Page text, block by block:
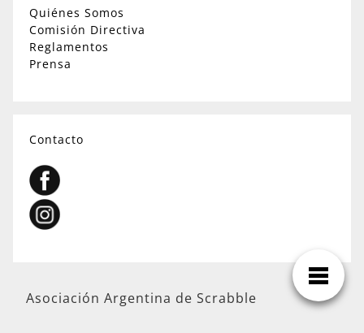
Quiénes Somos
Comisión Directiva
Reglamentos
Prensa
Contacto
Asociación Argentina de Scrabble